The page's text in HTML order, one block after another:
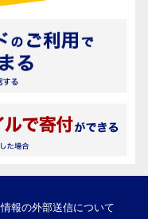
報の外部送信について